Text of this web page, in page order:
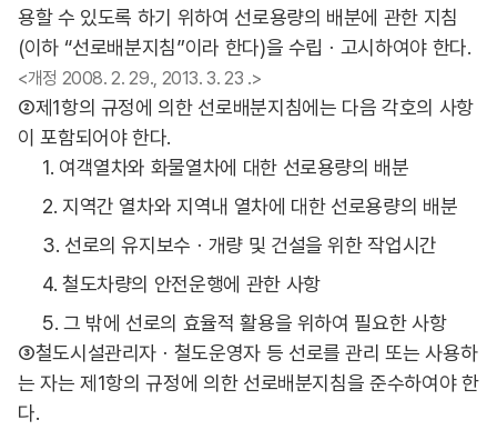
용할 수 있도록 하기 위하여 선로용량의 배분에 관한 지침
(이하 “선로배분지침”이라 한다)을 수립ㆍ고시하여야 한다.
<개정 2008. 2. 29., 2013. 3. 23 .>
②제1항의 규정에 의한 선로배분지침에는 다음 각호의 사항
이 포함되어야 한다.
1. 여객열차와 화물열차에 대한 선로용량의 배분
2. 지역간 열차와 지역내 열차에 대한 선로용량의 배분
3. 선로의 유지보수ㆍ개량 및 건설을 위한 작업시간
4. 철도차량의 안전운행에 관한 사항
5. 그 밖에 선로의 효율적 활용을 위하여 필요한 사항
③철도시설관리자ㆍ철도운영자 등 선로를 관리 또는 사용하
는 자는 제1항의 규정에 의한 선로배분지침을 준수하여야 한
다.